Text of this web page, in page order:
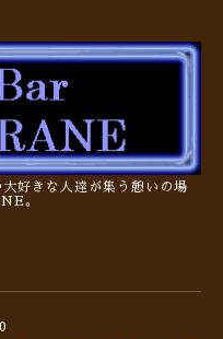
好きな人達が集う憩いの場
。